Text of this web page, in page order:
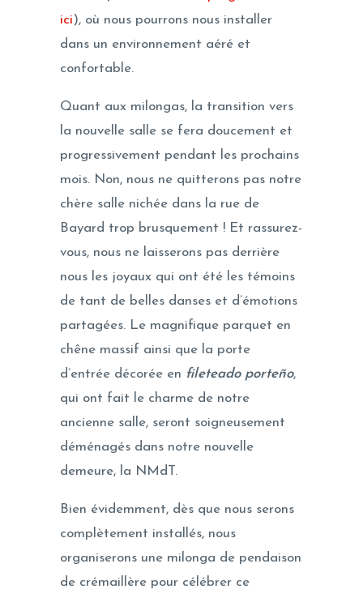
ici), où nous pourrons nous installer
dans un environnement aéré et
confortable.
Quant aux milongas, la transition vers
la nouvelle salle se fera doucement et
progressivement pendant les prochains
mois. Non, nous ne quitterons pas notre
chère salle nichée dans la rue de
Bayard trop brusquement ! Et rassurez-
vous, nous ne laisserons pas derrière
nous les joyaux qui ont été les témoins
de tant de belles danses et d’émotions
partagées. Le magnifique parquet en
chêne massif ainsi que la porte
d’entrée décorée en fileteado porteño,
qui ont fait le charme de notre
ancienne salle, seront soigneusement
déménagés dans notre nouvelle
demeure, la NMdT.
Bien évidemment, dès que nous serons
complètement installés, nous
organiserons une milonga de pendaison
de crémaillère pour célébrer ce